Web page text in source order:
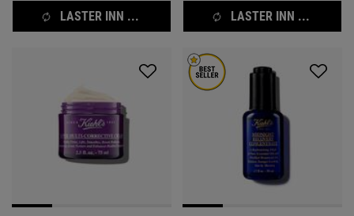
LASTER INN ... LASTER INN ...